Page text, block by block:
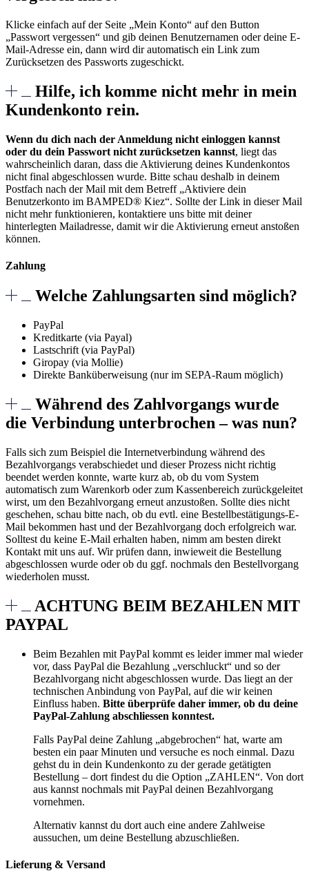
Klicke einfach auf der Seite „Mein Konto“ auf den Button
„Passwort vergessen“ und gib deinen Benutzernamen oder deine E-
Mail-Adresse ein, dann wird dir automatisch ein Link zum
Zurücksetzen des Passworts zugeschickt.
Hilfe, ich komme nicht mehr in mein
Kundenkonto rein.
Wenn du dich nach der Anmeldung nicht einloggen kannst
oder du dein Passwort nicht zurücksetzen kannst, liegt das
wahrscheinlich daran, dass die Aktivierung deines Kundenkontos
nicht final abgeschlossen wurde. Bitte schau deshalb in deinem
Postfach nach der Mail mit dem Betreff „Aktiviere dein
Benutzerkonto im BAMPED® Kiez“. Sollte der Link in dieser Mail
nicht mehr funktionieren, kontaktiere uns bitte mit deiner
hinterlegten Mailadresse, damit wir die Aktivierung erneut anstoßen
können.
Zahlung
Welche Zahlungsarten sind möglich?
PayPal
Kreditkarte (via Payal)
Lastschrift (via PayPal)
Giropay (via Mollie)
Direkte Banküberweisung (nur im SEPA-Raum möglich)
Während des Zahlvorgangs wurde
die Verbindung unterbrochen – was nun?
Falls sich zum Beispiel die Internetverbindung während des
Bezahlvorgangs verabschiedet und dieser Prozess nicht richtig
beendet werden konnte, warte kurz ab, ob du vom System
automatisch zum Warenkorb oder zum Kassenbereich zurückgeleitet
wirst, um den Bezahlvorgang erneut anzustoßen. Sollte dies nicht
geschehen, schau bitte nach, ob du evtl. eine Bestellbestätigungs-E-
Mail bekommen hast und der Bezahlvorgang doch erfolgreich war.
Solltest du keine E-Mail erhalten haben, nimm am besten direkt
Kontakt mit uns auf. Wir prüfen dann, inwieweit die Bestellung
abgeschlossen wurde oder ob du ggf. nochmals den Bestellvorgang
wiederholen musst.
ACHTUNG BEIM BEZAHLEN MIT
PAYPAL
Beim Bezahlen mit PayPal kommt es leider immer mal wieder
vor, dass PayPal die Bezahlung „verschluckt“ und so der
Bezahlvorgang nicht abgeschlossen wurde. Das liegt an der
technischen Anbindung von PayPal, auf die wir keinen
Einfluss haben. Bitte überprüfe daher immer, ob du deine
PayPal-Zahlung abschliessen konntest.
Falls PayPal deine Zahlung „abgebrochen“ hat, warte am
besten ein paar Minuten und versuche es noch einmal. Dazu
gehst du in dein Kundenkonto zu der gerade getätigten
Bestellung – dort findest du die Option „ZAHLEN“. Von dort
aus kannst nochmals mit PayPal deinen Bezahlvorgang
vornehmen.
Alternativ kannst du dort auch eine andere Zahlweise
aussuchen, um deine Bestellung abzuschließen.
Lieferung & Versand